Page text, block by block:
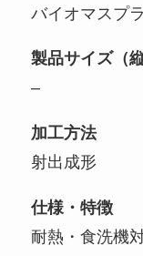
バイオマスプ
製品サイズ（
–
加工方法
射出成形
仕様・特徴
耐熱・食洗機